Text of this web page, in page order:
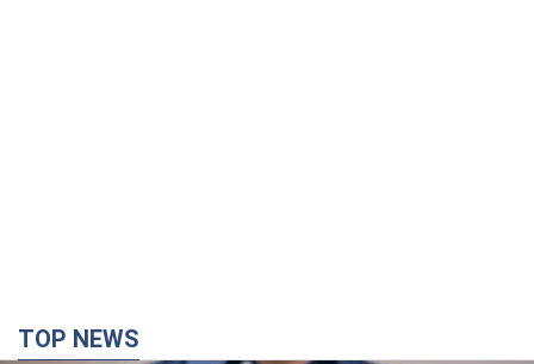
TOP NEWS